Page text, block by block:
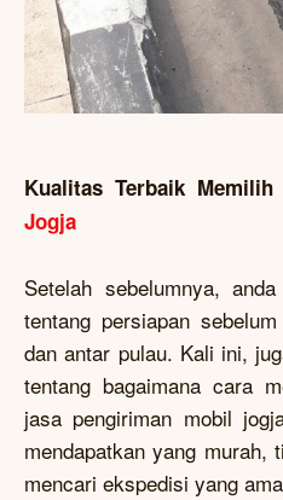
Kualitas Terbaik Memilih
Jogja
Setelah sebelumnya,
tentang persiapan
dan antar pulau. Kali ini,
tentang bagaimana cara
jasa pengiriman mobil
mendapatkan yang murah,
mencari ekspedisi yang